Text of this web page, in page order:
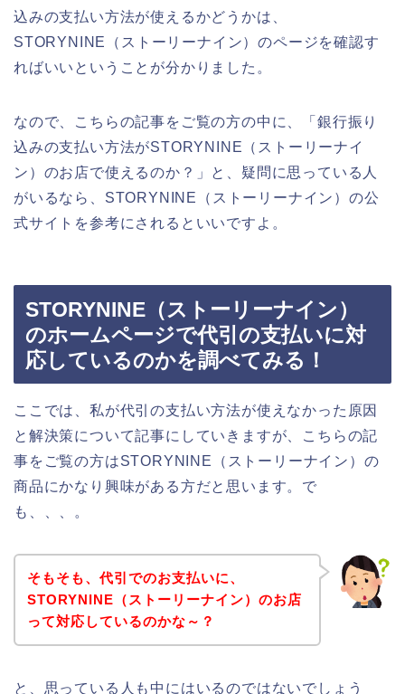
込みの支払い方法が使えるかどうかは、
STORYNINE（ストーリーナイン）のページを確認す
ればいいということが分かりました。
なので、こちらの記事をご覧の方の中に、「銀行振り
込みの支払い方法がSTORYNINE（ストーリーナイ
ン）のお店で使えるのか？」と、疑問に思っている人
がいるなら、STORYNINE（ストーリーナイン）の公
式サイトを参考にされるといいですよ。
STORYNINE（ストーリーナイン）
のホームページで代引の支払いに対
応しているのかを調べてみる！
ここでは、私が代引の支払い方法が使えなかった原因
と解決策について記事にしていきますが、こちらの記
事をご覧の方はSTORYNINE（ストーリーナイン）の
商品にかなり興味がある方だと思います。で
も、、、。
そもそも、代引でのお支払いに、
STORYNINE（ストーリーナイン）のお店
って対応しているのかな～？
と、思っている人も中にはいるのではないでしょう